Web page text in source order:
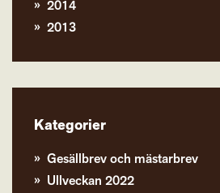
2014
2013
Kategorier
Gesällbrev och mästarbrev
Ullveckan 2022